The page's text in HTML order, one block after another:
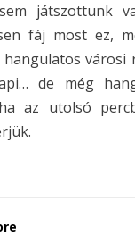
játszottunk
fáj most ez,
hangulatos városi
de még
az utolsó